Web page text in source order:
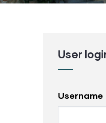
User
Username